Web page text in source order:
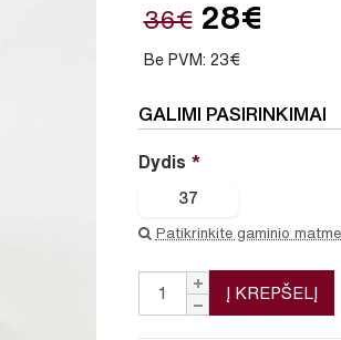
36€ 28€
Be PVM: 23€
GALIMI PASIRINKIMAI
Dydis
37
Patikrinkite gaminio
Į KREPŠELĮ